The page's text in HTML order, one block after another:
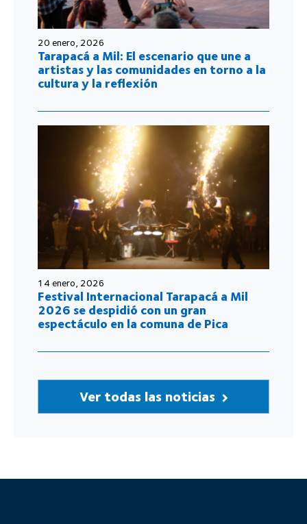
20 enero, 2026
Tarapacá a Mil: El escenario que une a
artistas y las comunidades en torno a la
cultura y la reflexión
14 enero, 2026
Festival Internacional Tarapacá a Mil
2026 se despidió con un gran
espectáculo en la comuna de Pica
Ver todas las noticias